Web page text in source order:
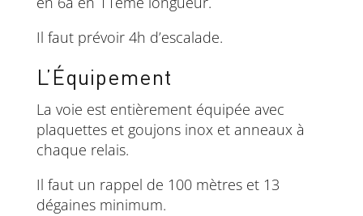
Il faut prévoir 4h d’escalade.
L’Équipement
La voie est entièrement équipée avec
plaquettes et goujons inox et anneaux à
chaque relais.
Il faut un rappel de 100 mètres et 13
dégaines minimum.